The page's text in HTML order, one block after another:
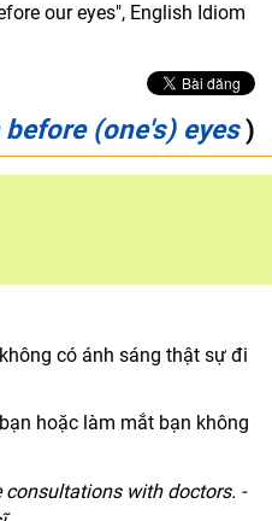
our eyes", English Idiom
(one's) eyes)
có ánh sáng thật sự đi
hoặc làm mắt bạn không
consultations with doctors. -